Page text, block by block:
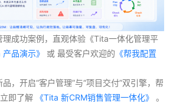
产品演示》 或 最受客户欢迎的 《帮我配置
即了解 《Tita 新CRM销售管理一体化》 。